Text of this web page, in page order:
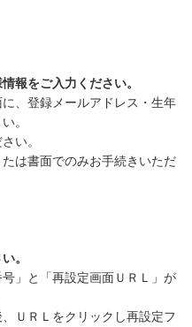
報をご入力ください。
、登録メールアドレス・生年
。
い。
は書面でのみお手続きいただ
。
」と「再設定画面ＵＲＬ」が
ＵＲＬをクリックし再設定フ